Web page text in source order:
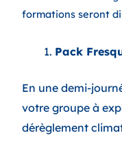
formations seront
Pack
En une demi-
votre groupe à
dérèglement